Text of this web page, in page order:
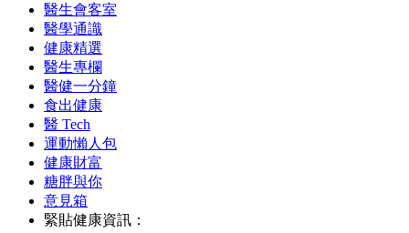
醫生會客室
醫學通識
健康精選
醫生專欄
醫健一分鐘
食出健康
醫 Tech
運動懶人包
健康財富
糖胖與你
意見箱
緊貼健康資訊：